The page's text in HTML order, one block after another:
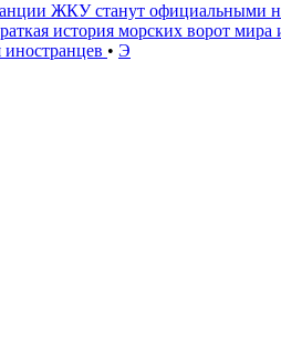
ЖКУ станут официальными
история морских ворот мира
• Э